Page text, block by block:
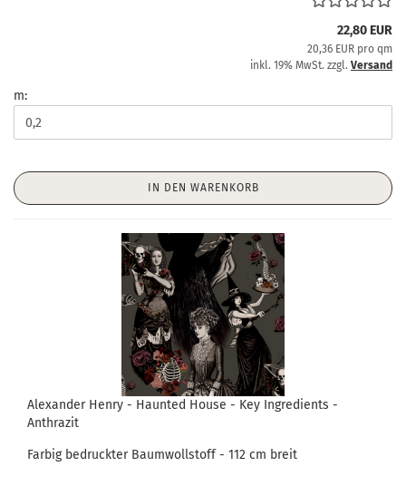
22,80 EUR
20,36 EUR pro qm
inkl. 19% MwSt. zzgl. Versand
m:
IN DEN WARENKORB
Alexander Henry - Haunted House - Key Ingredients -
Anthrazit
Farbig bedruckter Baumwollstoff - 112 cm breit